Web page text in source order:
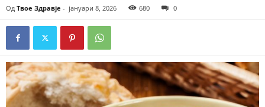
Од Твое Здравје - јануари 8, 2026 680 0